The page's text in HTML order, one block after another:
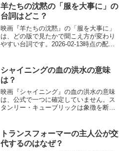
事では対象コンテンツ未特...
羊たちの沈黙の「服を大事に」の
台詞はどこ？
映画『羊たちの沈黙』の「服を大事に」
は、どの版で見たかで聞こえ方が変わり
やすい台詞です。2026-02-13時点の配信
の違いを押さえる結論として、日本での
視聴は配信プラ...
シャイニングの血の洪水の意味
は？
映画『シャイニング』の血の洪水の意味
は、公式で一つに確定していません。ス
タンリー・キューブリックは象徴を断定
画版を前提に、主流の見方と慎重論を整
理します。オーバール...
トランスフォーマーの主人公が交
代するのはなぜ？